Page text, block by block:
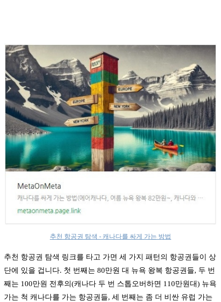
추천 항공권 탐색 - 캐나다를 싸게 가는 방법
추천 항공권 탐색 링크를 타고 가면 세 가지 패턴의 항공권들이 상
단에 있을 겁니다. 첫 번째는 80만원 대 뉴욕 왕복 항공권들, 두 번
째는 100만원 전후의(캐나다 두 번 스톱오버하면 110만원대) 뉴욕
가는 척 캐나다를 가는 항공권들, 세 번째는 좀 더 비싼 유럽 가는